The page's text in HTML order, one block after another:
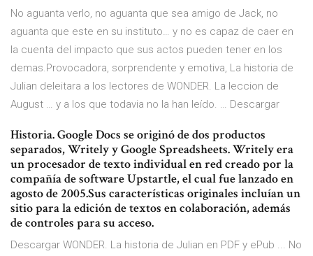
No aguanta verlo, no aguanta que sea amigo de Jack, no
aguanta que este en su instituto… y no es capaz de caer en
la cuenta del impacto que sus actos pueden tener en los
demas.Provocadora, sorprendente y emotiva, La historia de
Julian deleitara a los lectores de WONDER. La leccion de
August … y a los que todavia no la han leído. … Descargar
Historia. Google Docs se originó de dos productos
separados, Writely y Google Spreadsheets. Writely era
un procesador de texto individual en red creado por la
compañía de software Upstartle, el cual fue lanzado en
agosto de 2005.Sus características originales incluían un
sitio para la edición de textos en colaboración, además
de controles para su acceso.
Descargar WONDER. La historia de Julian en PDF y ePub ... No